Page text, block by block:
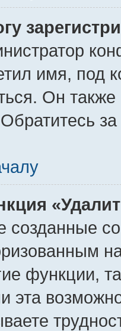
имя, под
Он
созданные
функции,
эта